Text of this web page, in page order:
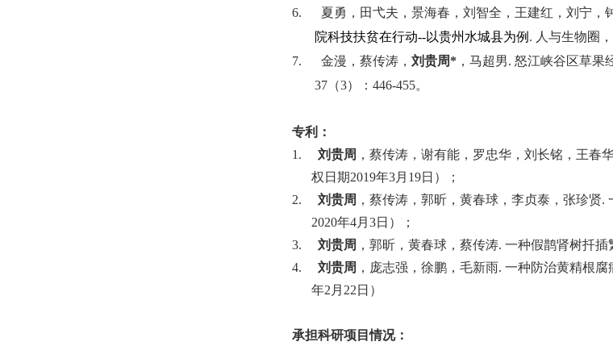
6.
夏勇，田弋夫，景海春，刘智全，王建红，刘宁，
院科技扶贫在行动--以贵州水城县为例 . 人与生物圈，
7.
金漫，蔡传涛， 刘贵周* ，马超男. 怒江峡谷区草果
37 （3）： 446-455。
专利：
1.
刘贵周 ， 蔡传涛，谢有能，罗忠华，刘长铭，王春
权日期2019年3月 19日）；
2.
刘贵周 ，蔡传涛，郭昕，黄春球，李贞泰，张珍贤.
2020年4月 3日）；
3.
刘贵周 ，郭昕，黄春球，蔡传涛. 一种假鹊肾树扦插
4.
刘贵周 ，庞志强，徐鹏，毛新雨. 一种防治黄精根腐
年2 月 22 日）
承担科研项目情况：